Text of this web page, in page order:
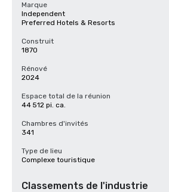
Marque
Independent
Preferred Hotels & Resorts
Construit
1870
Rénové
2024
Espace total de la réunion
44 512 pi. ca.
Chambres d'invités
341
Type de lieu
Complexe touristique
Classements de l'industrie